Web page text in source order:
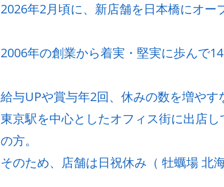
2026年2月頃に、新店舗を日本橋にオー
2006年の創業から着実・堅実に歩んで
給与UPや賞与年2回、休みの数を増やす
東京駅を中心としたオフィス街に出店
の方。
そのため、店舗は日祝休み（ 牡蠣場 北